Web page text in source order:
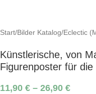
Start/Bilder Katalog/Eclectic
Künstlerische, von
Figurenposter für
11,90 € – 26,90 €